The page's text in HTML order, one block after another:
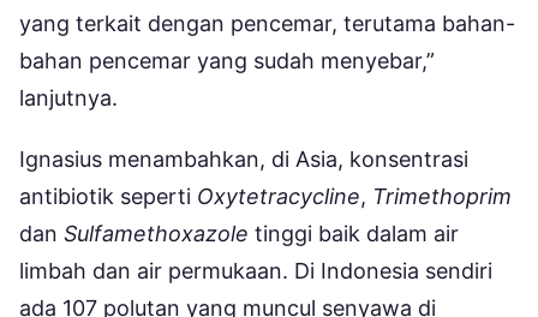
yang terkait dengan pencemar, terutama bahan-
bahan pencemar yang sudah menyebar,”
lanjutnya.
Ignasius menambahkan, di Asia, konsentrasi
antibiotik seperti Oxytetracycline, Trimethoprim
dan Sulfamethoxazole tinggi baik dalam air
limbah dan air permukaan. Di Indonesia sendiri
ada 107 polutan yang muncul senyawa di